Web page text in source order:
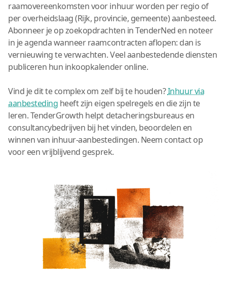
raamovereenkomsten voor inhuur worden per regio of
per overheidslaag (Rijk, provincie, gemeente) aanbesteed.
Abonneer je op zoekopdrachten in TenderNed en noteer
in je agenda wanneer raamcontracten aflopen: dan is
vernieuwing te verwachten. Veel aanbestedende diensten
publiceren hun inkoopkalender online.
Vind je dit te complex om zelf bij te houden?Inhuur via
aanbesteding heeft zijn eigen spelregels en die zijn te
leren. TenderGrowth helpt detacheringsbureaus en
consultancybedrijven bij het vinden, beoordelen en
winnen van inhuur-aanbestedingen. Neem contact op
voor een vrijblijvend gesprek.